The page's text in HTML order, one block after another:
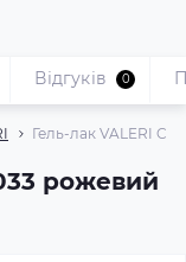
Гель-лак VALERI
рожевий
Відгуків 0